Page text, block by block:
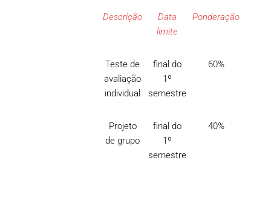
Descrição
Data
limite
Ponderação
Teste de
avaliação
individual
final do
1º
semestre
60%
Projeto
de grupo
final do
1º
semestre
40%